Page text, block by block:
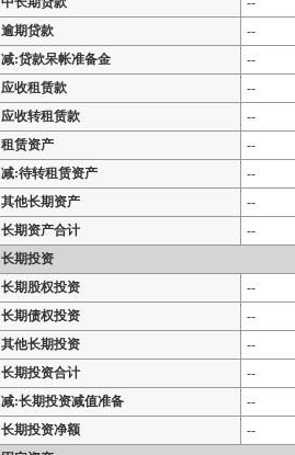
逾期贷款
--
减:贷款呆帐准备金
--
应收租赁款
--
应收转租赁款
--
租赁资产
--
减:待转租赁资产
--
其他长期资产
--
长期资产合计
--
长期投资
长期股权投资
--
长期债权投资
--
其他长期投资
--
长期投资合计
--
减:长期投资减值准备
--
长期投资净额
--